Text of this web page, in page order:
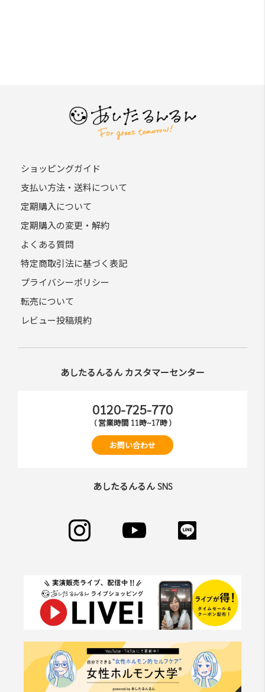
ショッピングガイド
支払い方法・送料について
定期購入について
定期購入の変更・解約
よくある質問
特定商取引法に基づく表記
プライバシーポリシー
転売について
レビュー投稿規約
あしたるんるん カスタマーセンター
0120-725-770
( 営業時間 11時~17時 )
お問い合わせ
あしたるんるん SNS